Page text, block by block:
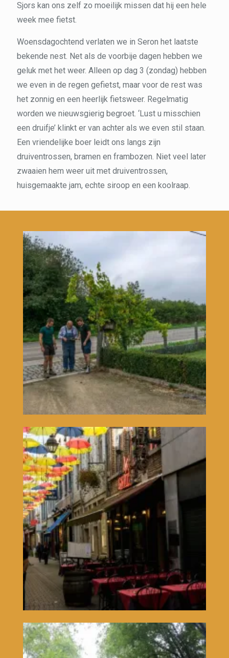
Sjors kan ons zelf zo moeilijk missen dat hij een hele
week mee fietst.
Woensdagochtend verlaten we in Seron het laatste
bekende nest. Net als de voorbije dagen hebben we
geluk met het weer. Alleen op dag 3 (zondag) hebben
we even in de regen gefietst, maar voor de rest was
het zonnig en een heerlijk fietsweer. Regelmatig
worden we nieuwsgierig begroet. ‘Lust u misschien
een druifje’ klinkt er van achter als we even stil staan.
Een vriendelijke boer leidt ons langs zijn
druiventrossen, bramen en frambozen. Niet veel later
zwaaien hem weer uit met druiventrossen,
huisgemaakte jam, echte siroop en een koolraap.